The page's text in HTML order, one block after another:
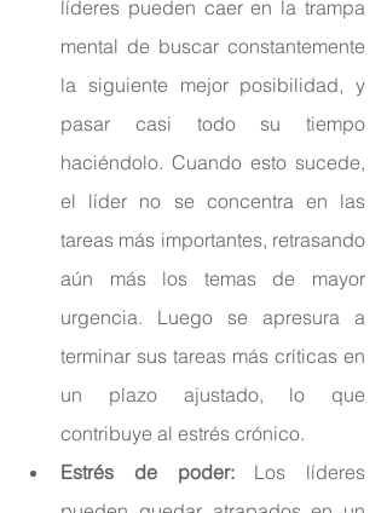
líderes pueden caer en la trampa
mental de buscar constantemente
la siguiente mejor posibilidad, y
pasar casi todo su tiempo
haciéndolo. Cuando esto sucede,
el líder no se concentra en las
tareas más importantes, retrasando
aún más los temas de mayor
urgencia. Luego se apresura a
terminar sus tareas más críticas en
un plazo ajustado, lo que
contribuye al estrés crónico.
Estrés de poder: Los líderes